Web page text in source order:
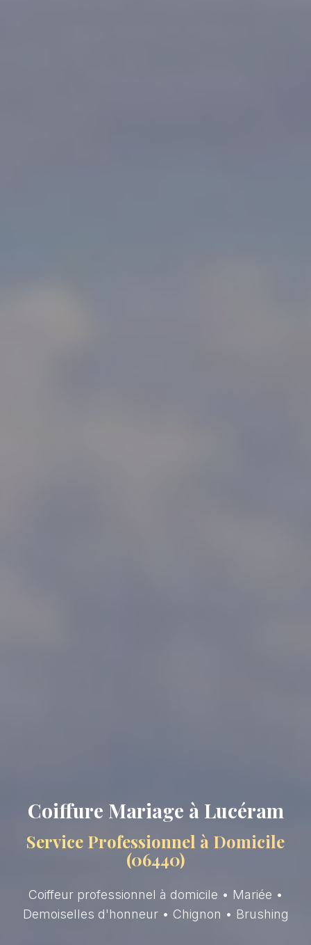
Coiffure Mariage à Lucéram
Service Professionnel à Domicile
(06440)
Coiffeur professionnel à domicile • Mariée •
Demoiselles d'honneur • Chignon • Brushing